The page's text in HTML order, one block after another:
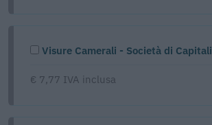
Visure Camerali - Società di Capitali
€ 7,77 IVA inclusa